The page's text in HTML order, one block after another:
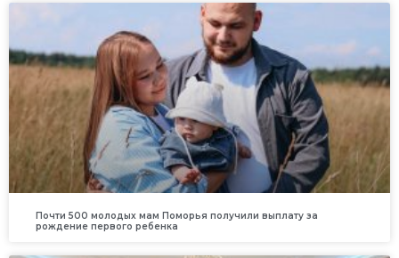
Почти 500 молодых мам Поморья получили выплату за
рождение первого ребенка